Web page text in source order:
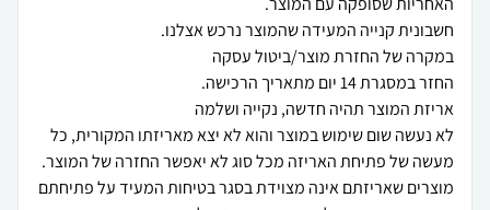
לא נעשה שום שימוש במוצר והוא לא יצא מאריזתו המקורית, כל
מוצרים שאריזתם אינה מצוידת בסגר בטיחות המעיד על פתיחתם